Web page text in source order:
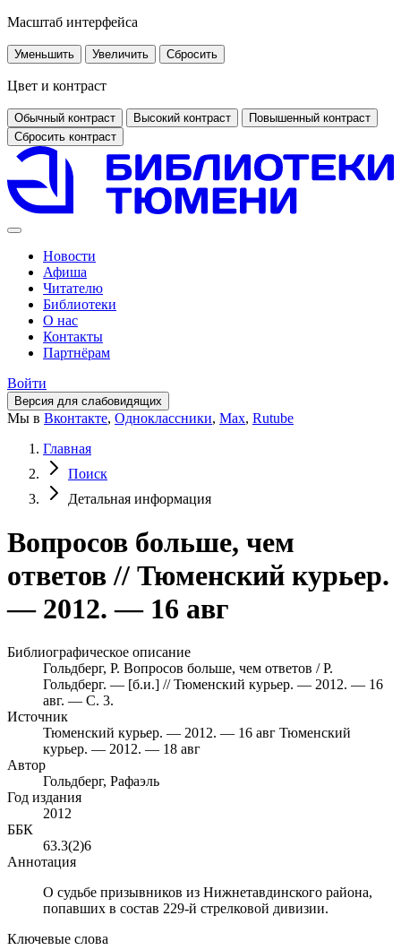
Масштаб интерфейса
Уменьшить Увеличить Сбросить
Цвет и контраст
Обычный контраст Высокий контраст
Повышенный контраст
Сбросить контраст
Новости
Афиша
Читателю
Библиотеки
О нас
Контакты
Партнёрам
Войти
Версия для слабовидящих
Мы в Вконтакте, Одноклассники, Max, Rutube
Главная
Поиск
Детальная информация
Вопросов больше, чем
ответов // Тюменский курьер.
— 2012. — 16 авг
Библиографическое описание
Гольдберг, Р. Вопросов больше, чем ответов / Р.
Гольдберг. — [б.и.] // Тюменский курьер. — 2012. — 16
авг. — С. 3.
Источник
Тюменский курьер. — 2012. — 16 авг Тюменский
курьер. — 2012. — 18 авг
Автор
Гольдберг, Рафаэль
Год издания
2012
ББК
63.3(2)6
Аннотация
О судьбе призывников из Нижнетавдинского района,
попавших в состав 229-й стрелковой дивизии.
Ключевые слова